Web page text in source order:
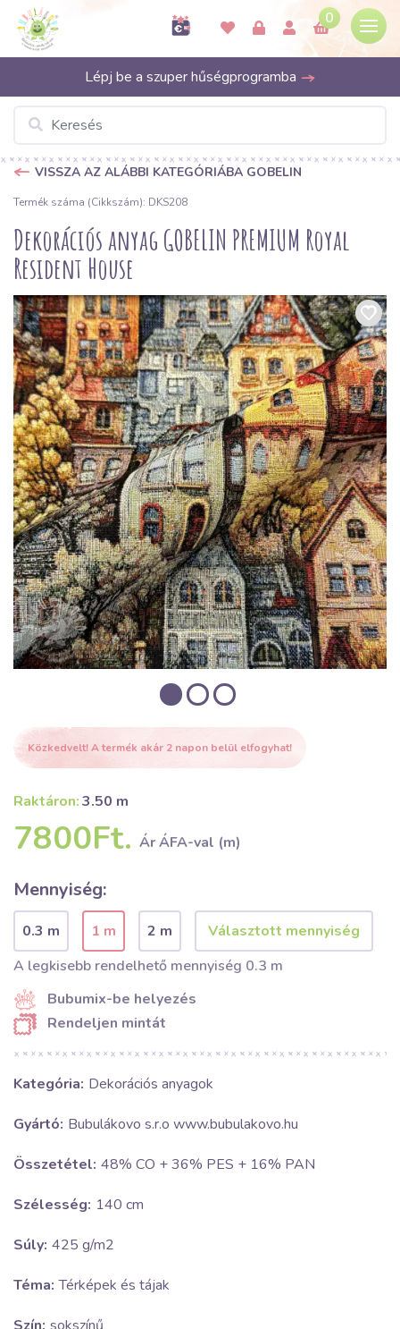
0
Lépj be a szuper hűségprogramba
VISSZA AZ ALÁBBI KATEGÓRIÁBA GOBELIN
Termék száma (Cikkszám): DKS208
Dekorációs anyag GOBELIN PREMIUM Royal
Resident House
Közkedvelt! A termék akár 2 napon belül elfogyhat!
Raktáron:3.50 m
7800Ft. Ár ÁFA-val (m)
Mennyiség:
0.3 m 1 m
2 m
A legkisebb rendelhető mennyiség 0.3 m
Bubumix-be helyezés
Rendeljen mintát
Kategória: Dekorációs anyagok
Gyártó: Bubulákovo s.r.o www.bubulakovo.hu
Összetétel: 48% CO + 36% PES + 16% PAN
Szélesség: 140 cm
Súly: 425 g/m2
Téma: Térképek és tájak